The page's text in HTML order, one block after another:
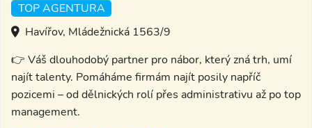
TOP AGENTURA
Havířov, Mládežnická 1563/9
👉 Váš dlouhodobý partner pro nábor, který zná trh, umí
najít talenty. Pomáháme firmám najít posily napříč
pozicemi – od dělnických rolí přes administrativu až po top
management.